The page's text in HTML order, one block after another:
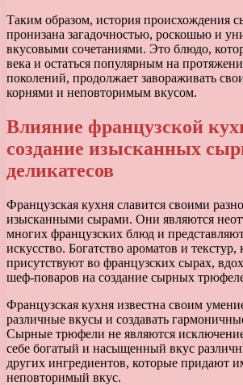
Таким образом, история происхождения
пронизана загадочностью, роскошью и
вкусовыми сочетаниями. Это блюдо,
века и остаться популярным на
поколений, продолжает завораживать
корнями и неповторимым вкусом.
Влияние французской
создание изысканных
деликатесов
Французская кухня славится своими
изысканными сырами. Они являются
многих французских блюд и
искусство. Богатство ароматов и текстур,
присутствуют во французских сырах,
шеф-поваров на создание сырных
Французская кухня известна своим
различные вкусы и создавать
Сырные трюфели не являются
себе богатый и насыщенный вкус
других ингредиентов, которые придают
неповторимый вкус.